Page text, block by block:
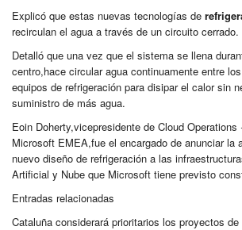
Explicó que estas nuevas tecnologías de
recirculan el agua a través de un circuito cerrado.
Detalló que una vez que el sistema se llena
centro,hace circular agua continuamente entre
equipos de refrigeración para disipar el calor sin
suministro de más agua.
Eoin Doherty,vicepresidente de Cloud
Microsoft EMEA,fue el encargado de anunciar la
nuevo diseño de refrigeración a las
Artificial y Nube que Microsoft tiene previsto
Entradas relacionadas
Cataluña considerará prioritarios los proyectos